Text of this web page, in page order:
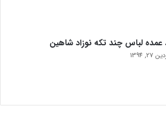
عمده لباس چند تکه نوزاد شاهین
1394